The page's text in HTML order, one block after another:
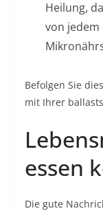
Heilung,
von jedem
Befolgen Sie
mit Ihrer
essen
Die gute